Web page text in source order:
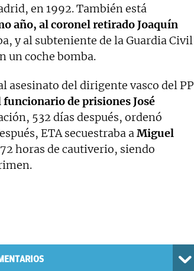
en 1992. También está
año, al coronel retirado Joaquín
y al subteniente de la Guardia Civil
un coche bomba.
del dirigente vasco del PP
funcionario de prisiones José
532 días después, ordenó
ETA secuestraba aMiguel
horas de cautiverio, siendo